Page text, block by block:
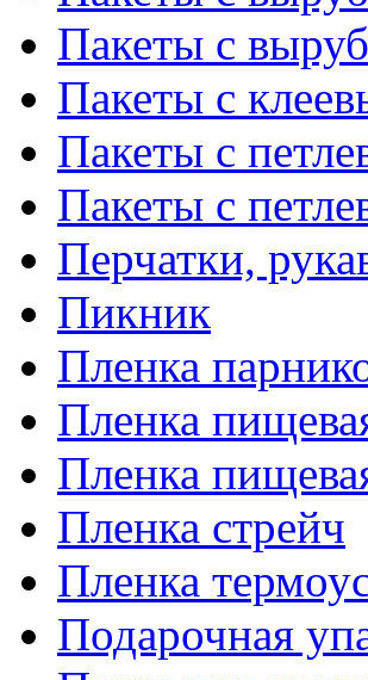
Пакеты с
Пакеты с
Пакеты с
Пакеты с
Перчатки,
Пикник
Пленка
Пленка
Пленка
Пленка стрейч
Пленка
Подарочная